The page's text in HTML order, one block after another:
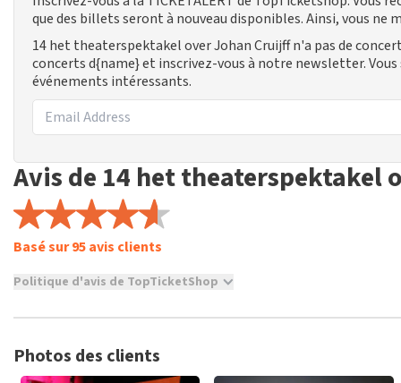
que des billets seront à nouveau disponibles. Ainsi, vous ne
14 het theaterspektakel over Johan Cruijff n'a pas de
concerts d{name} et inscrivez-vous à notre newsletter.
événements intéressants.
Avis de 14 het theaterspektakel
Basé sur 95 avis clients
Politique d'avis de TopTicketShop
TopTicketShop collecte des avis de vrais clients. Il n'est pas
semaines avant qu'un avis ne soit publié.
Photos des clients